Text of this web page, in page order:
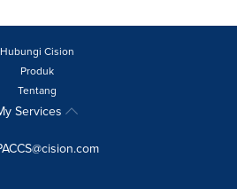
Hubungi Cision
Produk
Tentang
Services